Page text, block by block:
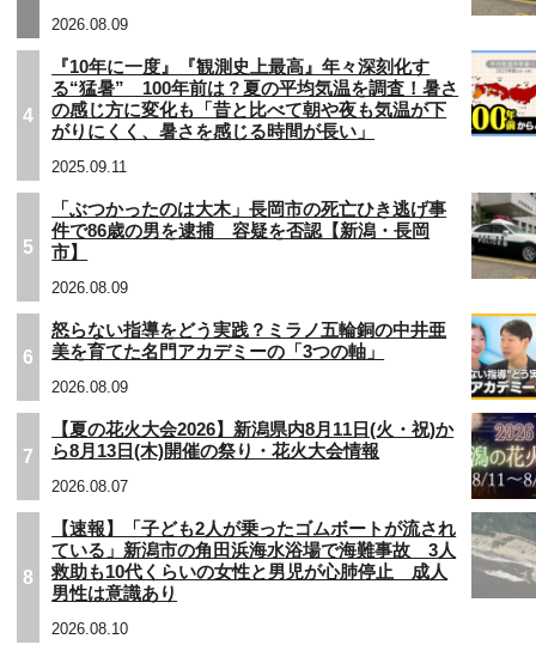
2026.08.09
4
『10年に一度』『観測史上最高』年々深刻化す
る“猛暑” 100年前は？夏の平均気温を調査！暑さ
の感じ方に変化も「昔と比べて朝や夜も気温が下
がりにくく、暑さを感じる時間が長い」
2025.09.11
5
「ぶつかったのは大木」長岡市の死亡ひき逃げ事
件で86歳の男を逮捕 容疑を否認【新潟・長岡
市】
2026.08.09
6
怒らない指導をどう実践？ミラノ五輪銅の中井亜
美を育てた名門アカデミーの「3つの軸」
2026.08.09
7
【夏の花火大会2026】新潟県内8月11日(火・祝)か
ら8月13日(木)開催の祭り・花火大会情報
2026.08.07
8
【速報】「子ども2人が乗ったゴムボートが流され
ている」新潟市の角田浜海水浴場で海難事故 3人
救助も10代くらいの女性と男児が心肺停止 成人
男性は意識あり
2026.08.10